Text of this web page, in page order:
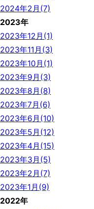
2024年2月(7)
2023年
2023年12月(1)
2023年11月(3)
2023年10月(1)
2023年9月(3)
2023年8月(8)
2023年7月(6)
2023年6月(10)
2023年5月(12)
2023年4月(15)
2023年3月(5)
2023年2月(7)
2023年1月(9)
2022年